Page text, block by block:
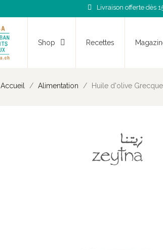
Livraison offerte dès
Shop Recettes
Accueil Alimentation Huile d'olive